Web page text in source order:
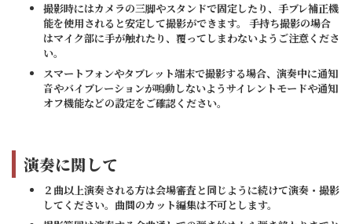
撮影時にはカメラの三脚やスタンドで固定したり、手ブレ補正機
能を使用されると安定して撮影ができます。 手持ち撮影の場合
はマイク部に手が触れたり、覆ってしまわないようご注意くださ
い。
スマートフォンやタブレット端末で撮影する場合、演奏中に通知
音やバイブレーションが鳴動しないようサイレントモードや通知
オフ機能などの設定をご確認ください。
演奏に関して
２曲以上演奏される方は会場審査と同じように続けて演奏・撮影
してください。曲間のカット編集は不可とします。